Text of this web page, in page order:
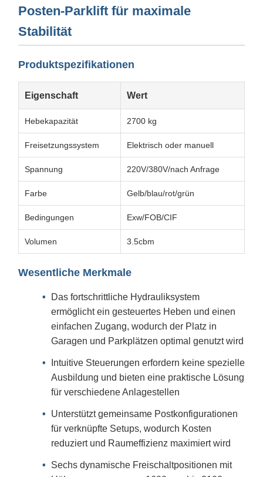
Posten-Parklift für maximale
Stabilität
Produktspezifikationen
Eigenschaft Wert
Hebekapazität 2700 kg
Freisetzungssystem Elektrisch oder manuell
Spannung 220V/380V/nach Anfrage
Farbe Gelb/blau/rot/grün
Bedingungen Exw/FOB/CIF
Volumen 3.5cbm
Wesentliche Merkmale
Das fortschrittliche Hydrauliksystem
ermöglicht ein gesteuertes Heben und einen
einfachen Zugang, wodurch der Platz in
Garagen und Parkplätzen optimal genutzt wird
Intuitive Steuerungen erfordern keine spezielle
Ausbildung und bieten eine praktische Lösung
für verschiedene Anlagestellen
Unterstützt gemeinsame Postkonfigurationen
für verknüpfte Setups, wodurch Kosten
reduziert und Raumeffizienz maximiert wird
Sechs dynamische Freischaltpositionen mit